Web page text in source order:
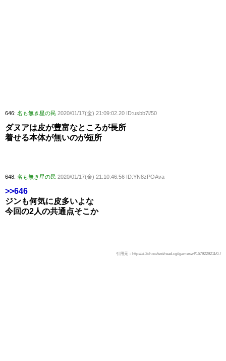
646: 名も無き星の民 2020/01/17(金) 21:09:02.20 ID:usbb7l/50
ダヌアは皮が豊富なところが長所
着せる本体が無いのが短所
648: 名も無き星の民 2020/01/17(金) 21:10:46.56 ID:YN8zPOAva
>>646
ジンも何気に皮多いよな
今回の2人の共通点そこか
引用元：http://ai.2ch.sc/test/read.cgi/gameswf/1579229211/0-/